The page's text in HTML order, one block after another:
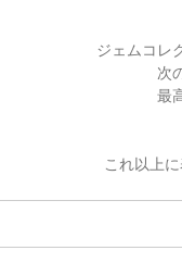
ジェムコレ
次
最
これ以上